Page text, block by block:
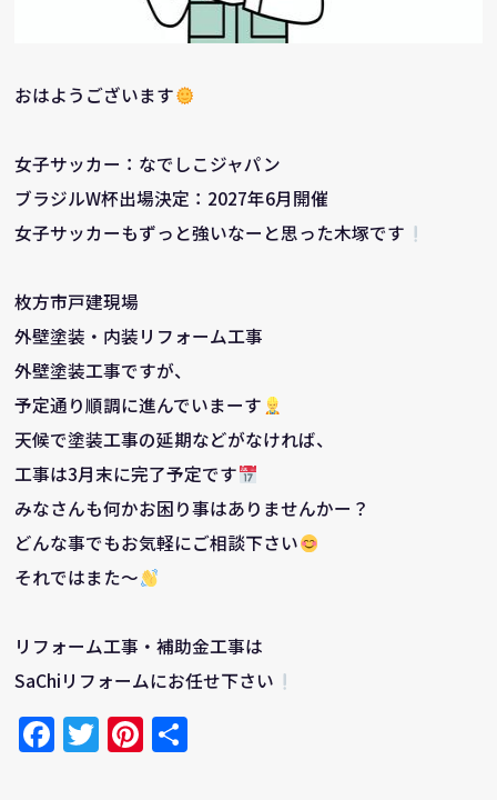
おはようございます
女子サッカー：なでしこジャパン
ブラジルW杯出場決定：2027年6月開催
女子サッカーもずっと強いなーと思った木塚です
枚方市戸建現場
外壁塗装・内装リフォーム工事
外壁塗装工事ですが、
予定通り順調に進んでいまーす
天候で塗装工事の延期などがなければ、
工事は3月末に完了予定です
みなさんも何かお困り事はありませんかー？
どんな事でもお気軽にご相談下さい
それではまた～
リフォーム工事・補助金工事は
SaChiリフォームにお任せ下さい
Facebook
TwitterPinterest